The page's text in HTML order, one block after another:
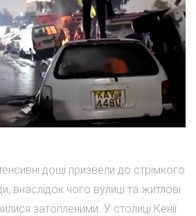
дощі призвели до стрімкого
внаслідок чого вулиці та житлові
затопленими. У столиці Кенії